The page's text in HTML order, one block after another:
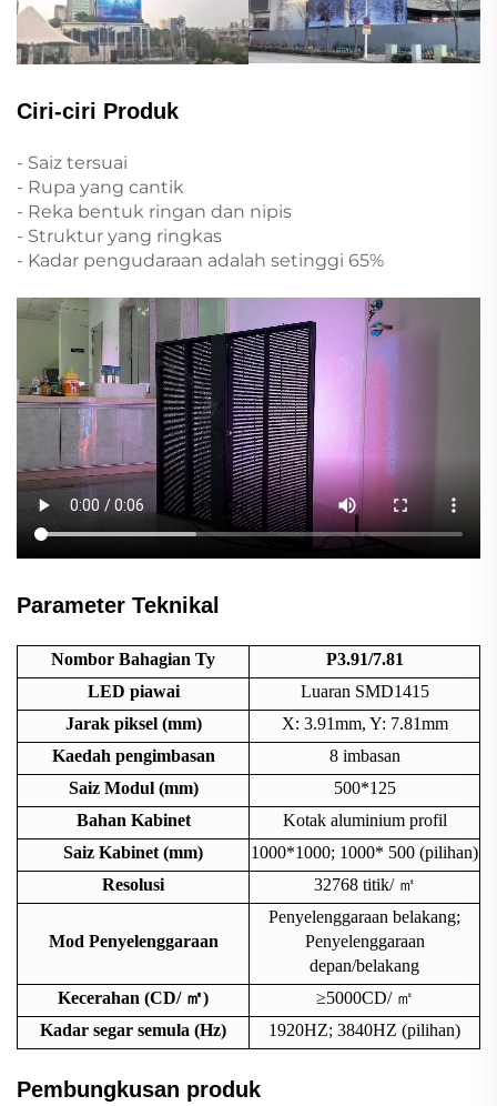
Ciri-ciri Produk
- Saiz tersuai
- Rupa yang cantik
- Reka bentuk ringan dan nipis
- Struktur yang ringkas
- Kadar pengudaraan adalah setinggi 65%
Parameter Teknikal
Nombor Bahagian Ty
P3.91/7.81
LED piawai
Luaran SMD1415
Jarak piksel (mm)
X: 3.91mm, Y: 7.81mm
Kaedah pengimbasan
8 imbasan
Saiz Modul (mm)
500*125
Bahan Kabinet
Kotak aluminium profil
Saiz Kabinet (mm)
1000*1000; 1000* 500 (pilihan)
Resolusi
32768 titik/ ㎡
Mod Penyelenggaraan
Penyelenggaraan belakang;
Penyelenggaraan
depan/belakang
Kecerahan (CD/ ㎡) ≥5000CD/ ㎡
Kadar segar semula (Hz)
1920HZ; 3840HZ (pilihan)
Pembungkusan produk